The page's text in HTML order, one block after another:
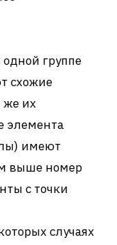
группе
схожие
же их
элемента
имеют
выше номер
с точки
случаях